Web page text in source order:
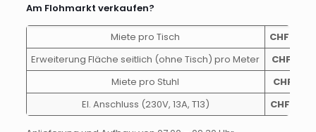
Am Flohmarkt verkaufen?
Miete pro Tisch
CHF
Erweiterung Fläche seitlich (ohne Tisch) pro Meter
CHF
Miete pro Stuhl
CHF 5.–
El. Anschluss (230V, 13A, T13)
CHF